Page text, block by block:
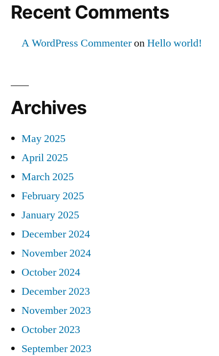
Recent Comments
A WordPress CommenteronHello world!
Archives
May 2025
April 2025
March 2025
February 2025
January 2025
December 2024
November 2024
October 2024
December 2023
November 2023
October 2023
September 2023